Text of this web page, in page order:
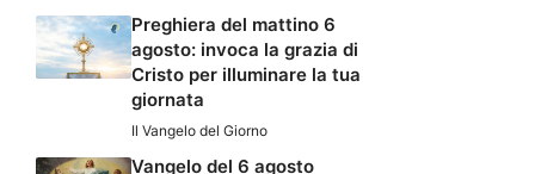
Preghiera del mattino 6
agosto: invoca la grazia di
Cristo per illuminare la tua
giornata
Il Vangelo del Giorno
Vangelo del 6 agosto